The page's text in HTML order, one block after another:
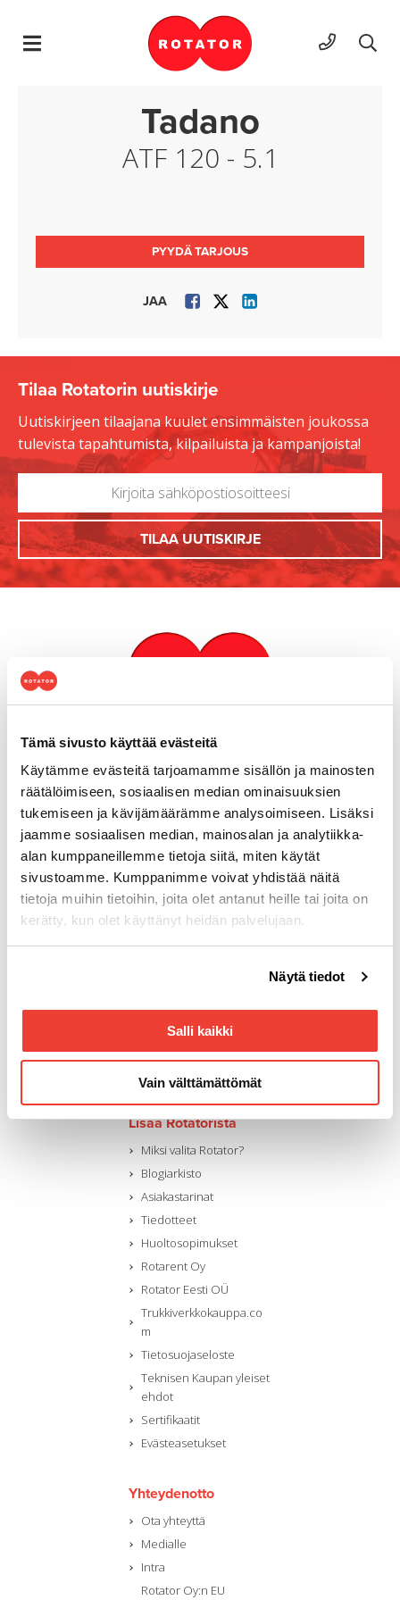
Tämä sivusto käyttää evästeitä
Käytämme evästeitä tarjoamamme sisällön ja mainosten
räätälöimiseen, sosiaalisen median ominaisuuksien
tukemiseen ja kävijämäärämme analysoimiseen. Lisäksi
jaamme sosiaalisen median, mainosalan ja analytiikka-
alan kumppaneillemme tietoja siitä, miten käytät
sivustoamme. Kumppanimme voivat yhdistää näitä
tietoja muihin tietoihin, joita olet antanut heille tai joita on
kerätty, kun olet käyttänyt heidän palvelujaan.
linkistä.
Näytä tiedot
Salli kaikki
Vain välttämättömät
Tadano
ATF 120 - 5.1
PYYDÄ TARJOUS
JAA
Tilaa Rotatorin uutiskirje
Uutiskirjeen tilaajana kuulet ensimmäisten joukossa
tulevista tapahtumista, kilpailuista ja kampanjoista!
Yhteystiedot
Tuottotie 4
PL 10
33961 Pirkkala
Aukioloajat
Arkisin 8.00–16.00
Laskutus
ostoreskontra@rotator.fi
Lisää Rotatorista
Miksi valita Rotator?
Blogiarkisto
Asiakastarinat
Tiedotteet
Huoltosopimukset
Rotarent Oy
Rotator Eesti OÜ
Trukkiverkkokauppa.co
m
Tietosuojaseloste
Teknisen Kaupan yleiset
ehdot
Sertifikaatit
Evästeasetukset
Yhteydenotto
Ota yhteyttä
Medialle
Intra
Rotator Oy:n EU